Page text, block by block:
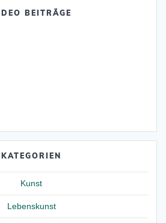
BEITRÄGE
KATEGORIEN
Kunst
Lebenskunst